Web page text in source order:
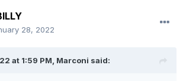
28, 2022
at 1:59 PM, Marconi said: